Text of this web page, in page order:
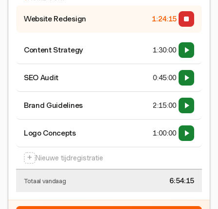
Website Redesign 1:24:15
Content Strategy 1:30:00
SEO Audit 0:45:00
Brand Guidelines 2:15:00
Logo Concepts 1:00:00
+ Nieuwe tijdregistratie
Totaal vandaag 6:54:15